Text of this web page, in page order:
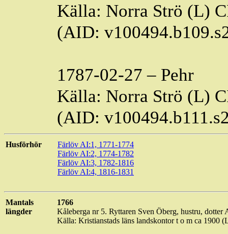
Källa: Norra Strö (L)
(AID:
1787-02-27 – Pehr
Källa: Norra Strö (L)
(AID:
Husförhör Färlöv AI:1, 1771-1774
Färlöv AI:2, 1774-1782
Färlöv AI:3, 1782-1816
Färlöv AI:4, 1816-1831
Mantals
längder
1766
Kåleberga nr 5. Ryttaren Sven Öberg, hustru, dotter
Källa: Kristianstads läns landskontor t o m ca 1900